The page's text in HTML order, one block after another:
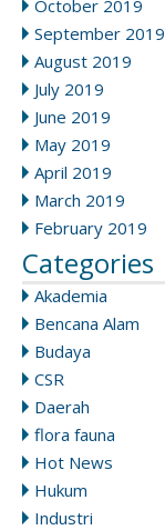
October 2019
September 2019
August 2019
July 2019
June 2019
May 2019
April 2019
March 2019
February 2019
Categories
Akademia
Bencana Alam
Budaya
CSR
Daerah
flora fauna
Hot News
Hukum
Industri